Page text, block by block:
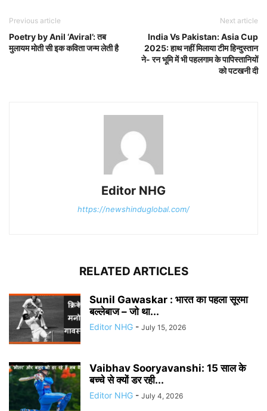
Previous article
Poetry by Anil ‘Aviral’: तब
मुलायम मोती सी इक कविता जन्म लेती है
Next article
India Vs Pakistan: Asia Cup
2025: हाथ नहीं मिलाया टीम हिन्दुस्तान
ने- रन भूमि में भी पहलगाम के पापिस्तानियों
को पटखनी दी
Editor NHG
https://newshinduglobal.com/
RELATED ARTICLES
Sunil Gawaskar : भारत का पहला सूरमा
बल्लेबाज – जो था...
Editor NHG - July 15, 2026
Vaibhav Sooryavanshi: 15 साल के
बच्चे से क्यों डर रही...
Editor NHG - July 4, 2026